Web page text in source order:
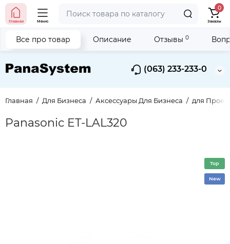
(063) 233-233-0
Главная Меню
0
Заказы
Главная Для Бизнеса Аксессуары Для Бизнеса для
Panasonic ET-LAL320
Все про товар Описание Отзывы 0
Top
New